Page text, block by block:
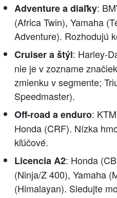
Adventure a diaľky:
(Africa Twin), Yamaha
Adventure). Rozhodujú
Cruiser a štýl: Harley-
nie je v zozname
zmienku v segmente;
Speedmaster).
Off-road a enduro:
Honda (CRF). Nízka
kľúčové.
Licencia A2: Honda
(Ninja/Z 400), Yamaha
(Himalayan). Sledujte